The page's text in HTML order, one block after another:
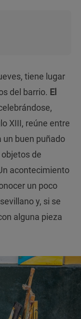
tiene lugar
del barrio. El
XIII, reúne entre
un buen puñado
de
acontecimiento
un poco
y, si se
alguna pieza